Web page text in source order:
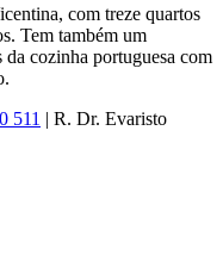
com treze quartos
Tem também um
da cozinha portuguesa com
511 | R. Dr. Evaristo